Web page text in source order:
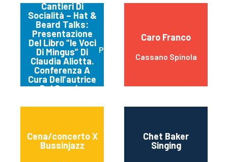
Cantieri Di
Socialità – Hat &
Beard Talks:
Presentazione
Del Libro “le Voci
Di Mingus” Di
Claudia Aliotta.
Conferenza A
Cura Dell’autrice
Del Saggio.
Perugia
Caro Franco
Cassano Spinola
Cena/concerto X
Bussinjazz
Chet Baker
Singing